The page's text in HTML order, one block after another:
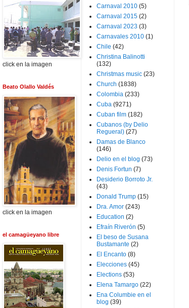
click en la imagen
Beato Olallo Valdés
click en la imagen
el camagüeyano libre
Carnaval 2010 (5)
Carnaval 2015 (2)
Carnaval 2023 (3)
Carnavales 2010 (1)
Chile (42)
Christina Balinotti
(132)
Christmas music (23)
Church (1838)
Colombia (233)
Cuba (9271)
Cuban film (182)
Cubanos (by Delio
Regueral) (27)
Damas de Blanco
(146)
Delio en el blog (73)
Denis Fortun (7)
Desiderio Borroto Jr.
(43)
Donald Trump (15)
Dra. Amor (243)
Education (2)
Efraín Riverón (5)
El beso de Susana
Bustamante (2)
El Encanto (8)
Elecciones (45)
Elections (53)
Elena Tamargo (22)
Ena Columbie en el
blog (39)